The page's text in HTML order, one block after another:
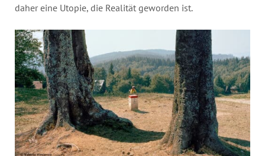
daher eine Utopie, die Realität geworden ist.